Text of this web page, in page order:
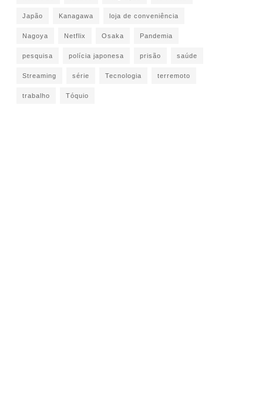
Japão Kanagawa loja de conveniência
Nagoya Netflix Osaka Pandemia
pesquisa polícia japonesa prisão saúde
Streaming série Tecnologia terremoto
trabalho Tóquio